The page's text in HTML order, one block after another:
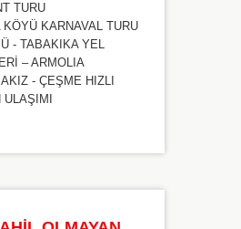
TURU
KARNAVAL TURU
- TABAKIKA YEL
– ARMOLIA
- ÇEŞME HIZLI
ULAŞIMI